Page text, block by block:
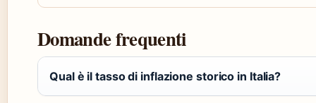
Domande frequenti
Qual è il tasso di inflazione storico in Italia?